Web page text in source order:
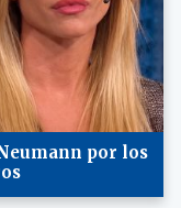
por los